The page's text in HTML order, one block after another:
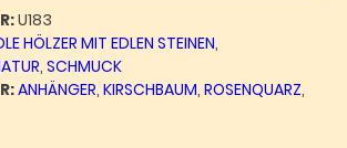
U183
HÖLZER MIT EDLEN STEINEN,
,SCHMUCK
ANHÄNGER,KIRSCHBAUM,ROSENQUARZ,